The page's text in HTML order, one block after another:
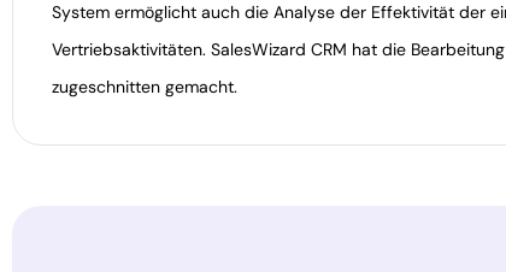
System ermöglicht auch die Analyse der Effektivität der
Vertriebsaktivitäten. SalesWizard CRM hat die
zugeschnitten gemacht.